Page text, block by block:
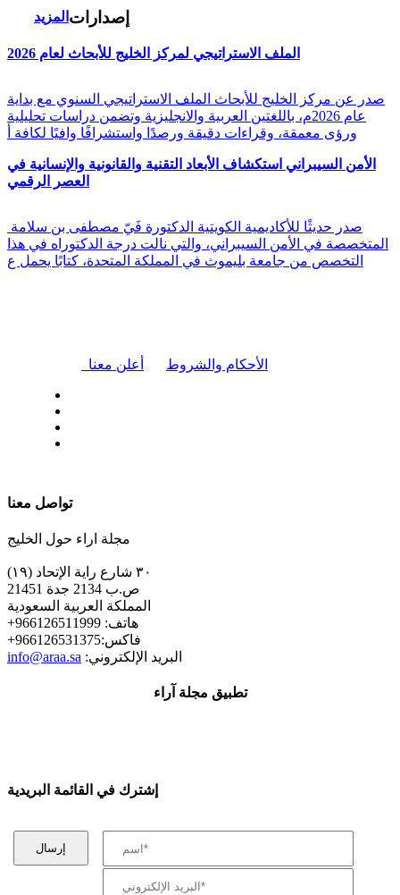
المزيد إصدارات
الملف الاستراتيجي لمركز الخليج للأبحاث لعام 2026
صدر عن مركز الخليج للأبحاث الملف الاستراتيجي السنوي مع بداية
عام 2026م، باللغتين العربية والانجليزية وتضمن دراسات تحليلية
ورؤى معمقة، وقراءات دقيقة ورصدًا واستشرافًا وافيًا لكافة أ
الأمن السيبراني استكشاف الأبعاد التقنية والقانونية والإنسانية في
العصر الرقمي
المتخصصة في الأمن السيبراني، والتي نالت درجة الدكتوراه في هذا
التخصص من جامعة بليموث في المملكة المتحدة، كتابًا يحمل ع
أعلن معنا الأحكام والشروط
تواصل معنا
مجلة اراء حول الخليج
٣٠ شارع راية الإتحاد (١٩)
ص.ب 2134 جدة 21451
المملكة العربية السعودية
+هاتف: 966126511999
+فاكس:966126531375
info@araa.sa :البريد الإلكتروني
تطبيق مجلة آراء
إشترك في القائمة البريدية